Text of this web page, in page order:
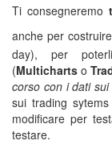
Ti consegneremo
anche per
day), per
(Multichartso
corso con i dati
sui trading
modificare per
testare.